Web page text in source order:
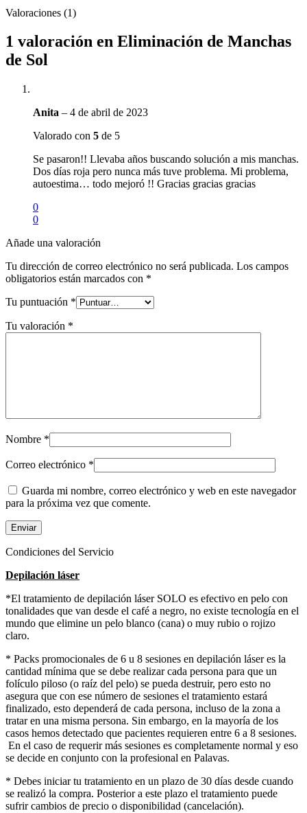
Valoraciones (1)
1 valoración en Eliminación de Manchas
de Sol
Anita – 4 de abril de 2023
Valorado con 5 de 5
Se pasaron!! Llevaba años buscando solución a mis manchas.
Dos días roja pero nunca más tuve problema. Mi problema,
autoestima… todo mejoró !! Gracias gracias gracias
0
0
Añade una valoración
Tu dirección de correo electrónico no será publicada. Los campos
obligatorios están marcados con *
Tu puntuación *
Tu valoración *
Nombre *
Correo electrónico *
Guarda mi nombre, correo electrónico y web en este navegador
para la próxima vez que comente.
Condiciones del Servicio
Depilación láser
*El tratamiento de depilación láser SOLO es efectivo en pelo con
tonalidades que van desde el café a negro, no existe tecnología en el
mundo que elimine un pelo blanco (cana) o muy rubio o rojizo
claro.
* Packs promocionales de 6 u 8 sesiones en depilación láser es la
cantidad mínima que se debe realizar cada persona para que un
folículo piloso (o raíz del pelo) se pueda destruir, pero esto no
asegura que con ese número de sesiones el tratamiento estará
finalizado, esto dependerá de cada persona, incluso de la zona a
tratar en una misma persona. Sin embargo, en la mayoría de los
casos hemos detectado que pacientes requieren entre 6 a 8 sesiones.
En el caso de requerir más sesiones es completamente normal y eso
se decide en conjunto con la profesional en Palavas.
* Debes iniciar tu tratamiento en un plazo de 30 días desde cuando
se realizó la compra. Posterior a este plazo el tratamiento puede
sufrir cambios de precio o disponibilidad (cancelación).